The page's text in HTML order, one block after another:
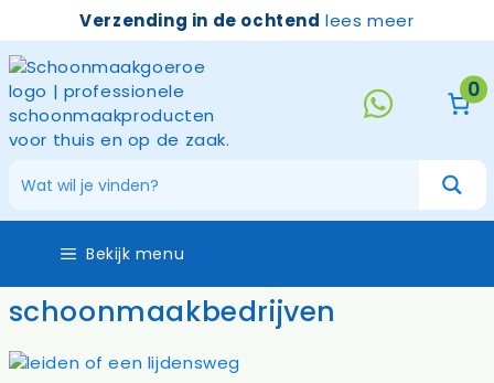
de
inhoud
Verzending in de ochtend lees meer
0
Bekijk menu
schoonmaakbedrijven